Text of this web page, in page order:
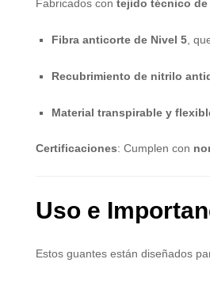
Fabricados con tejido técnico
Fibra anticorte de Nivel 5 ,
Recubrimiento de nitrilo
Material transpirable y
Certificaciones: Cumplen con
Uso e
Estos guantes están diseñados